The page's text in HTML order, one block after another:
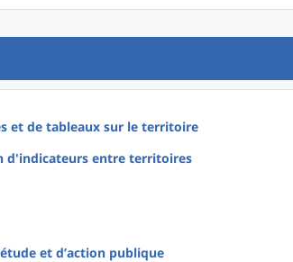
et de tableaux sur le territoire
d'indicateurs entre territoires
et d’action publique